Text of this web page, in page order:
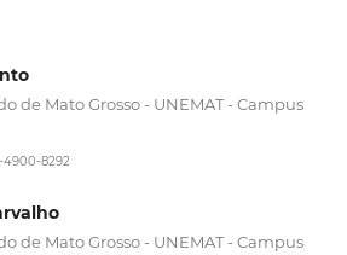
de Mato Grosso - UNEMAT - Campus
8292
de Mato Grosso - UNEMAT - Campus